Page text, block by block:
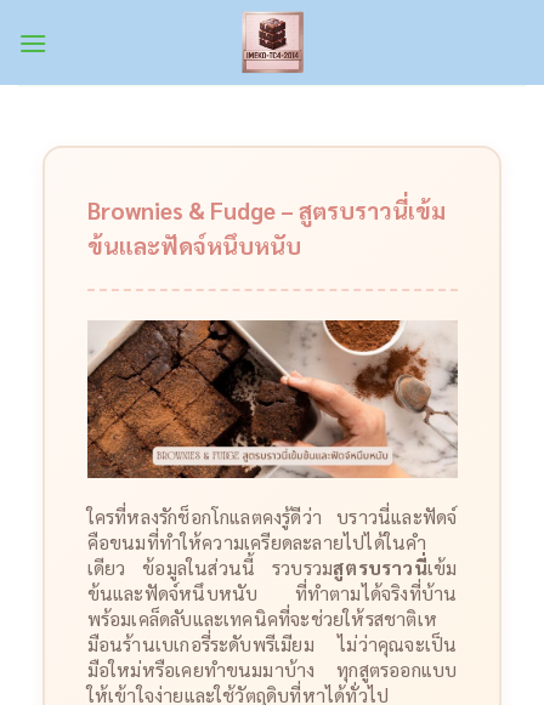
Brownies & Fudge – สูตรบราวนี่เข้ม
ข้นและฟัดจ์หนึบหนับ
ใครที่หลงรักช็อกโกแลตคงรู้ดีว่า บราวนี่และฟัดจ์
คือขนมที่ทำให้ความเครียดละลายไปได้ในคำ
เดียว ข้อมูลในส่วนนี้ รวบรวมสูตรบราวนี่เข้ม
ข้นและฟัดจ์หนึบหนับ ที่ทำตามได้จริงที่บ้าน
พร้อมเคล็ดลับและเทคนิคที่จะช่วยให้รสชาติเห
มือนร้านเบเกอรี่ระดับพรีเมียม ไม่ว่าคุณจะเป็น
มือใหม่หรือเคยทำขนมมาบ้าง ทุกสูตรออกแบบ
ให้เข้าใจง่ายและใช้วัตถุดิบที่หาได้ทั่วไป